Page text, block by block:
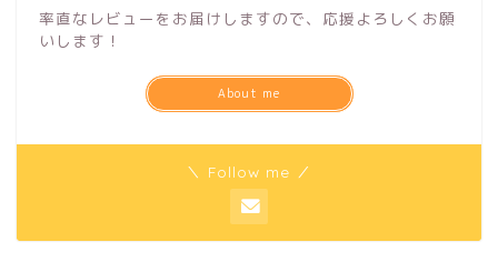
率直なレビューをお届けしますので、応援よろしくお願
いします！
About me
＼ Follow me ／